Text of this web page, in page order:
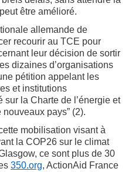
être amélioré.
allemande de
recourir au TCE pour
leur décision de sortir
dizaines d’organisations
pétition appelant les
et institutions
sur la Charte de l’énergie et
pays” (2).
mobilisation visant à
la COP26 sur le climat
ce sont plus de 30
350.org, ActionAid France